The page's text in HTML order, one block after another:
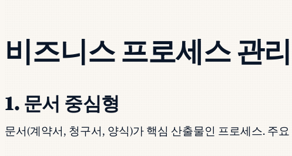
비즈니스 프로세스 관
1. 문서 중심형
문서(계약서, 청구서, 양식)가 핵심 산출물인 프로세스. 주